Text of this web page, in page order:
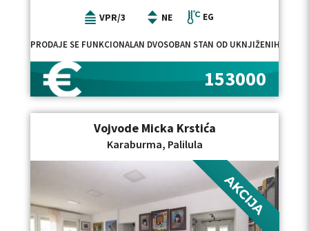
VPR/3
NE EG
PRODAJE SE FUNKCIONALAN DVOSOBAN STAN OD UKNJIŽENIH
153000
Vojvode Micka Krstića
Karaburma, Palilula